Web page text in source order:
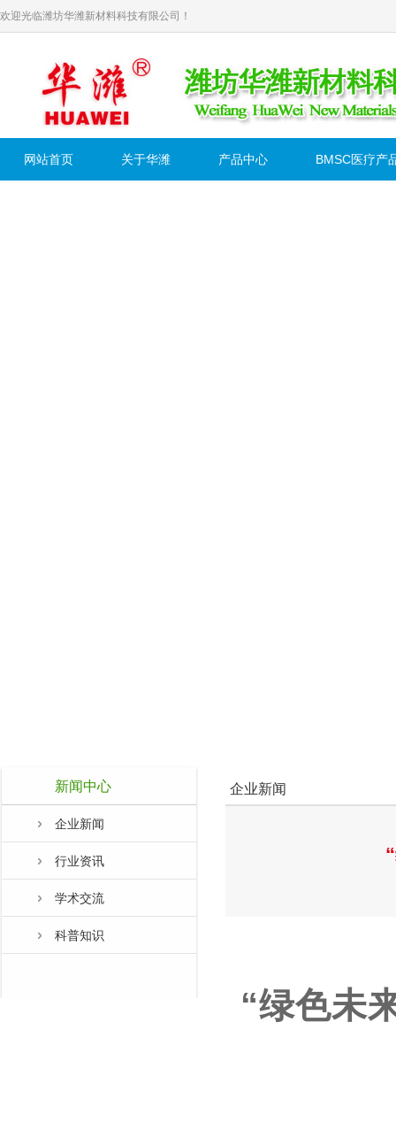
欢迎光临潍坊华潍新材料科技有限公司！
网站首页 关于华潍 产品中心 BMSC医疗产
新闻中心
企业新闻
行业资讯
学术交流
科普知识
企业新闻
“绿色未